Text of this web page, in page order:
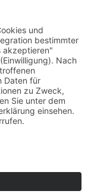
Zahlungsarten
Konto
Impressum